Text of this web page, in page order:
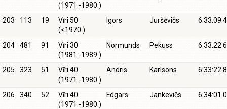
(1971.-1980.)
203 113 19
Vīri 50
(<1970.)
Igors Juršēvičs 6:33:09.4
204 481 91
Vīri 30
(1981.-1989.)
Normunds Pekuss 6:33:22.6
205 323 51
Vīri 40
(1971.-1980.)
Andris Karlsons 6:33:22.8
206 340 52
Vīri 40
(1971.-1980.)
Edgars Jankevičs 6:34:01.0